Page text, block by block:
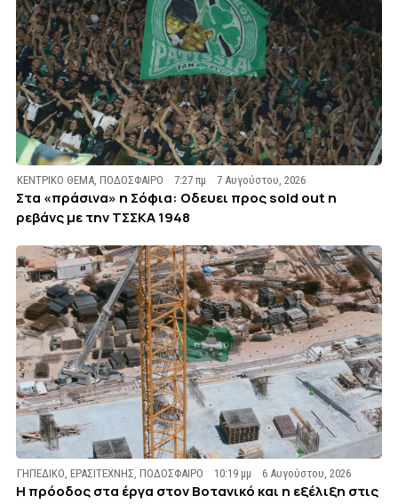
ΚΕΝΤΡΙΚΟ ΘΕΜΑ ,ΠΟΔΟΣΦΑΙΡΟ 7:27 πμ 7 Αυγούστου, 2026
Στα «πράσινα» η Σόφια: Οδευει προς sold out η
ρεβάνς με την ΤΣΣΚΑ 1948
ΓΗΠΕΔΙΚΟ ,ΕΡΑΣΙΤΕΧΝΗΣ ,ΠΟΔΟΣΦΑΙΡΟ 10:19 μμ 6 Αυγούστου, 2026
Η πρόοδος στα έργα στον Βοτανικό και η εξέλιξη στις